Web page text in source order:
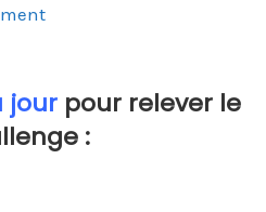
jourpour relever le
: